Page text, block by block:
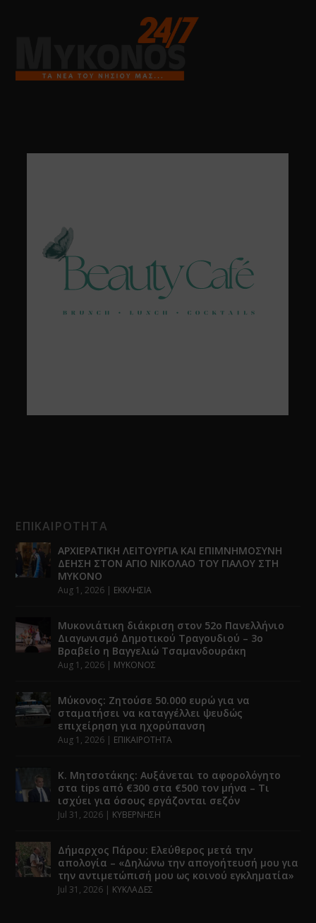
ΕΠΙΚΑΙΡΟΤΗΤΑ
ΑΡΧΙΕΡΑΤΙΚΗ ΛΕΙΤΟΥΡΓΙΑ ΚΑΙ ΕΠΙΜΝΗΜΟΣΥΝΗ
ΔΕΗΣΗ ΣΤΟΝ ΑΓΙΟ ΝΙΚΟΛΑΟ ΤΟΥ ΓΙΑΛΟΥ ΣΤΗ
ΜΥΚΟΝΟ
Aug 1, 2026 | ΕΚΚΛΗΣΙΑ
Μυκονιάτικη διάκριση στον 52ο Πανελλήνιο
Διαγωνισμό Δημοτικού Τραγουδιού – 3ο
Βραβείο η Βαγγελιώ Τσαμανδουράκη
Aug 1, 2026 | ΜΥΚΟΝΟΣ
Μύκονος: Ζητούσε 50.000 ευρώ για να
σταματήσει να καταγγέλλει ψευδώς
επιχείρηση για ηχορύπανση
Aug 1, 2026 | ΕΠΙΚΑΙΡΟΤΗΤΑ
Κ. Μητσοτάκης: Αυξάνεται το αφορολόγητο
στα tips από €300 στα €500 τον μήνα – Τι
ισχύει για όσους εργάζονται σεζόν
Jul 31, 2026 | ΚΥΒΕΡΝΗΣΗ
Δήμαρχος Πάρου: Ελεύθερος μετά την
απολογία – «Δηλώνω την απογοήτευσή μου για
την αντιμετώπισή μου ως κοινού εγκληματία»
Jul 31, 2026 | ΚΥΚΛΑΔΕΣ